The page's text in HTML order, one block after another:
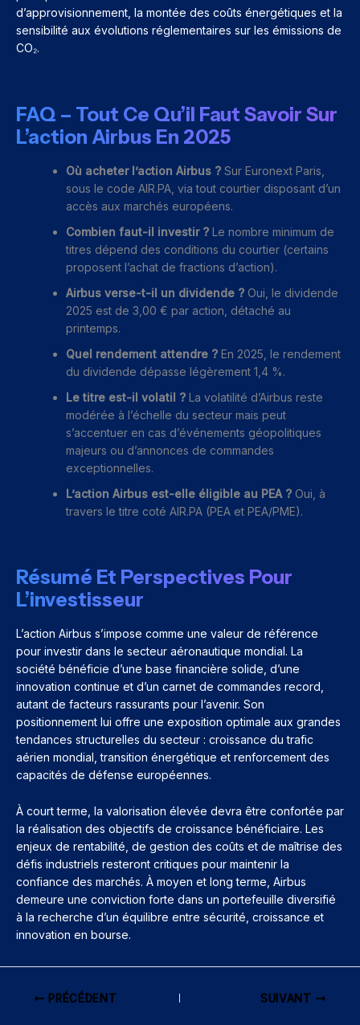
d’approvisionnement, la montée des coûts énergétiques et la
sensibilité aux évolutions réglementaires sur les émissions de
CO₂.
FAQ – Tout Ce Qu’il Faut Savoir Sur
L’action Airbus En 2025
Où acheter l’action Airbus ? Sur Euronext Paris,
sous le code AIR.PA, via tout courtier disposant d’un
accès aux marchés européens.
Combien faut-il investir ? Le nombre minimum de
titres dépend des conditions du courtier (certains
proposent l’achat de fractions d’action).
Airbus verse-t-il un dividende ? Oui, le dividende
2025 est de 3,00 € par action, détaché au
printemps.
Quel rendement attendre ? En 2025, le rendement
du dividende dépasse légèrement 1,4 %.
Le titre est-il volatil ? La volatilité d’Airbus reste
modérée à l’échelle du secteur mais peut
s’accentuer en cas d’événements géopolitiques
majeurs ou d’annonces de commandes
exceptionnelles.
L’action Airbus est-elle éligible au PEA ? Oui, à
travers le titre coté AIR.PA (PEA et PEA/PME).
Résumé Et Perspectives Pour
L’investisseur
L’action Airbus s’impose comme une valeur de référence
pour investir dans le secteur aéronautique mondial. La
société bénéficie d’une base financière solide, d’une
innovation continue et d’un carnet de commandes record,
autant de facteurs rassurants pour l’avenir. Son
positionnement lui offre une exposition optimale aux grandes
tendances structurelles du secteur : croissance du trafic
aérien mondial, transition énergétique et renforcement des
capacités de défense européennes.
À court terme, la valorisation élevée devra être confortée par
la réalisation des objectifs de croissance bénéficiaire. Les
enjeux de rentabilité, de gestion des coûts et de maîtrise des
défis industriels resteront critiques pour maintenir la
confiance des marchés. À moyen et long terme, Airbus
demeure une conviction forte dans un portefeuille diversifié
à la recherche d’un équilibre entre sécurité, croissance et
innovation en bourse.
PRÉCÉDENT SUIVANT